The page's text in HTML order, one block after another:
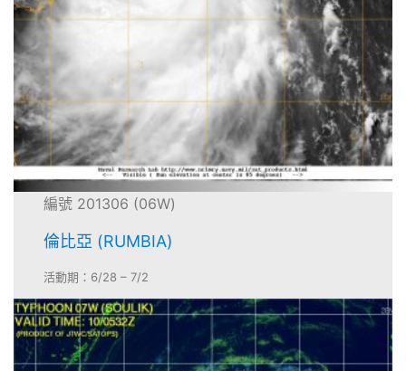
編號 201306 (06W)
倫比亞 (RUMBIA)
活動期：6/28 – 7/2